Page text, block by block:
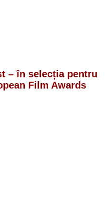
– în selecția pentru
Film Awards